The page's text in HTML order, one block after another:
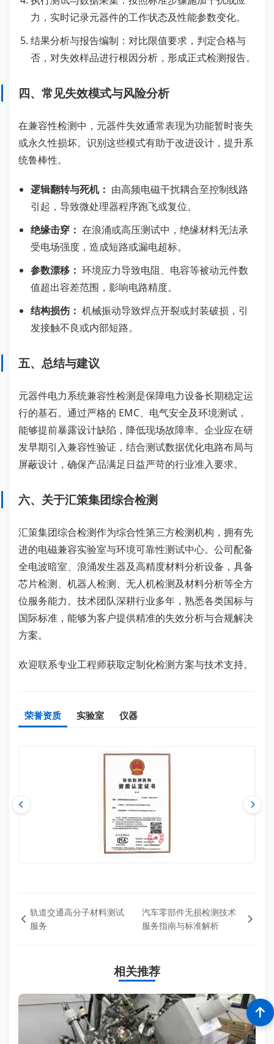
力，实时记录元器件的工作状态及性能参数变化。
结果分析与报告编制：对比限值要求，判定合格与
否，对失效样品进行根因分析，形成正式检测报告。
四、常见失效模式与风险分析
在兼容性检测中，元器件失效通常表现为功能暂时丧失
或永久性损坏。识别这些模式有助于改进设计，提升系
统鲁棒性。
逻辑翻转与死机： 由高频电磁干扰耦合至控制线路
引起，导致微处理器程序跑飞或复位。
绝缘击穿： 在浪涌或高压测试中，绝缘材料无法承
受电场强度，造成短路或漏电超标。
参数漂移： 环境应力导致电阻、电容等被动元件数
值超出容差范围，影响电路精度。
结构损伤： 机械振动导致焊点开裂或封装破损，引
发接触不良或内部短路。
五、总结与建议
元器件电力系统兼容性检测是保障电力设备长期稳定运
行的基石。通过严格的 EMC、电气安全及环境测试，
能够提前暴露设计缺陷，降低现场故障率。企业应在研
发早期引入兼容性验证，结合测试数据优化电路布局与
屏蔽设计，确保产品满足日益严苛的行业准入要求。
六、关于汇策集团综合检测
汇策集团综合检测作为综合性第三方检测机构，拥有先
进的电磁兼容实验室与环境可靠性测试中心。公司配备
全电波暗室、浪涌发生器及高精度材料分析设备，具备
芯片检测、机器人检测、无人机检测及材料分析等全方
位服务能力。技术团队深耕行业多年，熟悉各类国标与
国际标准，能够为客户提供精准的失效分析与合规解决
方案。
欢迎联系专业工程师获取定制化检测方案与技术支持。
荣誉资质 实验室 仪器
轨道交通高分子材料测试
服务
汽车零部件无损检测技术
服务指南与标准解析
相关推荐